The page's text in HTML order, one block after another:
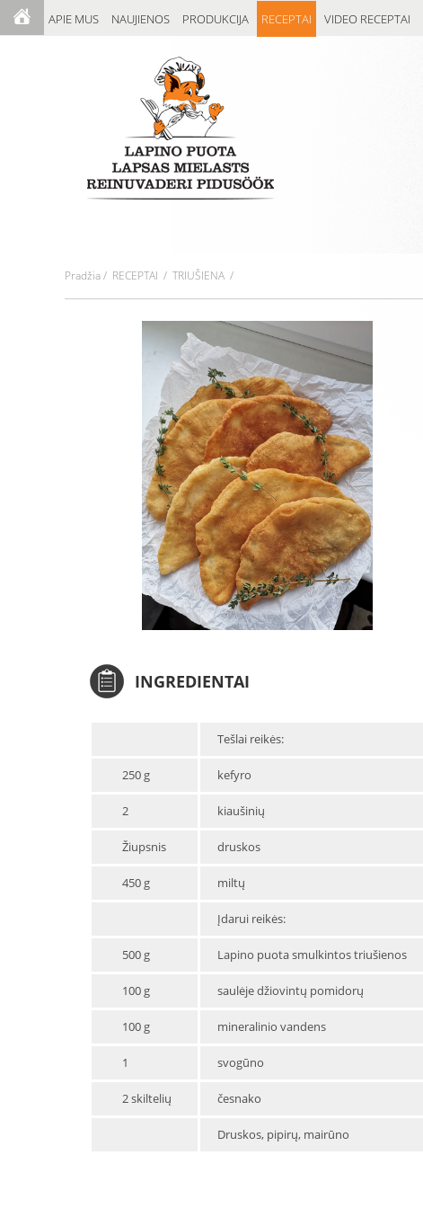
APIE MUS NAUJIENOS PRODUKCIJA RECEPTAI VIDEO RECEPTAI
Pradžia/ RECEPTAI / TRIUŠIENA /
INGREDIENTAI
Tešlai reikės:
250 g kefyro
2 kiaušinių
Žiupsnis druskos
450 g miltų
Įdarui reikės:
500 g Lapino puota smulkintos triušienos
100 g saulėje džiovintų pomidorų
100 g mineralinio vandens
1 svogūno
2 skiltelių česnako
Druskos, pipirų, mairūno